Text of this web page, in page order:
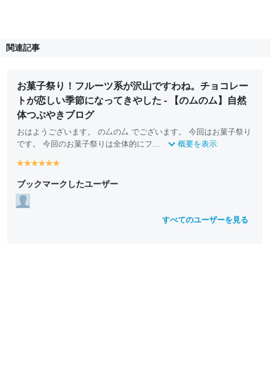
関連記事
お菓子祭り！フルーツ系が沢山ですわね。チョコレー
トが恋しい季節になってきやした - 【のムのム】自然
体つぶやきブログ
おはようございます。 の厶の厶 でございます。 今回はお菓子祭り
です。 今回のお菓子祭りは全体的にフ...
概要を表示
y
ll
o
w
y
ll
o
w
y
ll
y
ll
y
ll ll
ブックマークしたユーザー
すべてのユーザーを見る